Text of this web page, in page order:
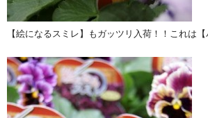
【絵になるスミレ】もガッツリ入荷！！これは【